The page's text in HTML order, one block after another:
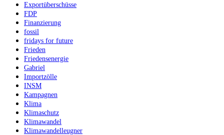
Exportüberschüsse
FDP
Finanzierung
fossil
fridays for future
Frieden
Friedensenergie
Gabriel
Importzölle
INSM
Kampagnen
Klima
Klimaschutz
Klimawandel
Klimawandelleugner